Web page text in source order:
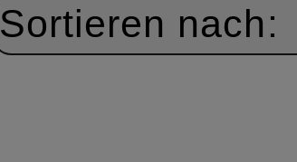
Sortieren nach: